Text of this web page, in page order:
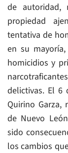
de autoridad,
propiedad
tentativa de
en su
homicidios y
delictivas. El 6
Quirino
de Nuevo
sido
los cambios